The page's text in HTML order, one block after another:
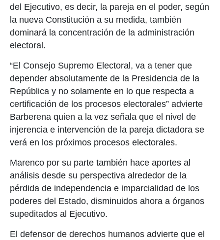
del Ejecutivo, es decir, la pareja en el poder, según
la nueva Constitución a su medida, también
dominará la concentración de la administración
electoral.
“El Consejo Supremo Electoral, va a tener que
depender absolutamente de la Presidencia de la
República y no solamente en lo que respecta a
certificación de los procesos electorales” advierte
Barberena quien a la vez señala que el nivel de
injerencia e intervención de la pareja dictadora se
verá en los próximos procesos electorales.
Marenco por su parte también hace aportes al
análisis desde su perspectiva alrededor de la
pérdida de independencia e imparcialidad de los
poderes del Estado, disminuidos ahora a órganos
supeditados al Ejecutivo.
El defensor de derechos humanos advierte que el